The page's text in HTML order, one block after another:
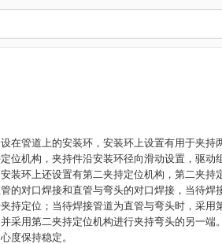
在管道上的安装环，安装环上设置有用于夹持
位机构，夹持件沿安装环径向滑动设置，驱动
装环上还设置有第二夹持定位机构，第二夹持
的对口焊接和直管与弯头的对口焊接，当待焊
持定位；当待焊接管道为直管与弯头时，采用
采用第二夹持定位机构进行夹持弯头的另一端。
度保持稳定。